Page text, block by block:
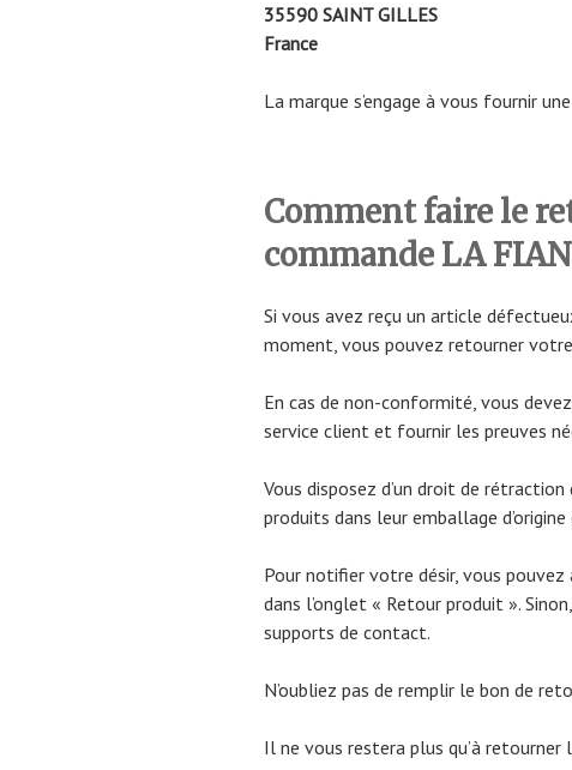
35590 SAINT GILLES
France
La marque s’engage à vous fournir
Comment faire le
commande LA
Si vous avez reçu un article
moment, vous pouvez retourner
En cas de non-conformité, vous
service client et fournir les preuves
Vous disposez d’un droit de
produits dans leur emballage
Pour notifier votre désir, vous
dans l’onglet « Retour produit ».
supports de contact.
N’oubliez pas de remplir le bon de
Il ne vous restera plus qu’à